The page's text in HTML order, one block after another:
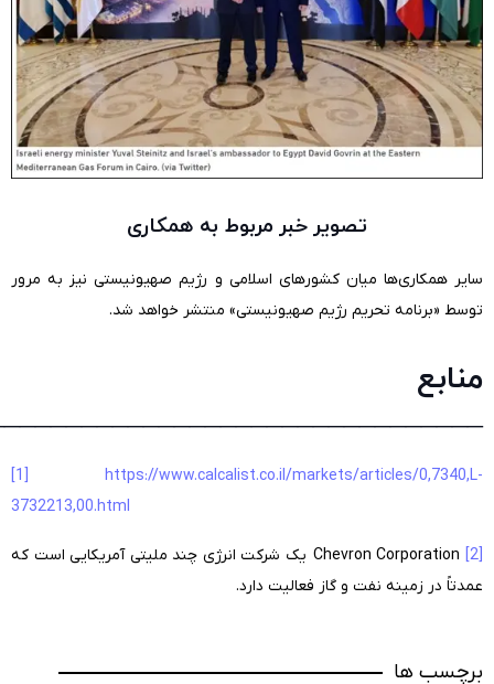
تصویر خبر مربوط به همکاری
سایر همکاری‌ها میان کشورهای اسلامی و رژیم صهیونیستی نیز به مرور
توسط «برنامه تحریم رژیم صهیونیستی» منتشر خواهد شد.
منابع
[1]
https://www.calcalist.co.il/markets/articles/0,7340,L-
3732213,00.html
Chevron Corporation یک شرکت انرژی چند ملیتی آمریکایی است که
عمدتاً در زمینه نفت و گاز فعالیت دارد.
برچسب ها